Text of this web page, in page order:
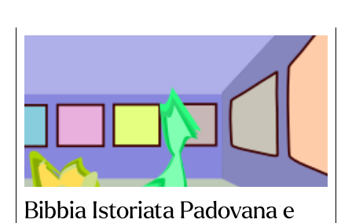
Bibbia Istoriata Padovana e